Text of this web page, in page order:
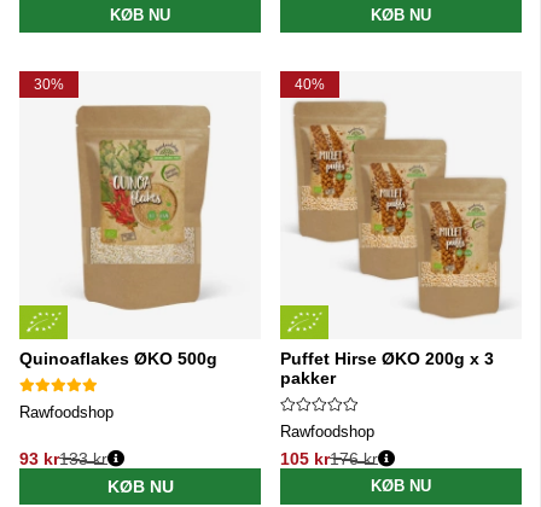
KØB NU KØB NU
30%
Quinoaflakes ØKO 500g
Rawfoodshop
93 kr
Normalpris:
133 kr
KØB NU
40%
Puffet Hirse ØKO 200g x 3
pakker
Rawfoodshop
105 kr
Normalpris:
176 kr
KØB NU